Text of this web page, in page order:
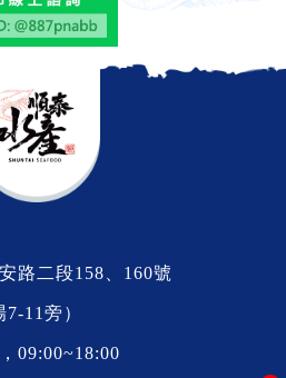
路二段158、160號
11旁）
09:00~18:00